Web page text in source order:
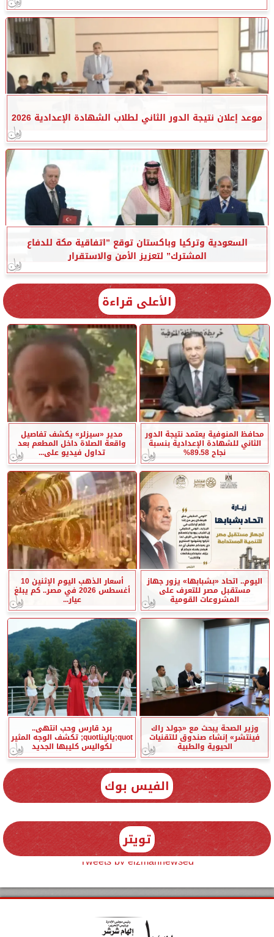
موعد إعلان نتيجة الدور الثاني لطلاب الشهادة الإعدادية 2026
السعودية وتركيا وباكستان توقع ”اتفاقية مكة للدفاع
المشترك” لتعزيز الأمن والاستقرار
الأعلى قراءة
محافظ المنوفية يعتمد نتيجة الدور
الثاني للشهادة الإعدادية بنسبة
نجاح 89.58%
مدير «سيزلر» يكشف تفاصيل
واقعة الصلاة داخل المطعم بعد
تداول فيديو على...
اليوم.. اتحاد «بشبابها» يزور جهاز
مستقبل مصر للتعرف على
المشروعات القومية
أسعار الذهب اليوم الإثنين 10
أغسطس 2026 في مصر.. كم يبلغ
عيار...
وزير الصحة يبحث مع «جولد راك
فينتشر» إنشاء صندوق للتقنيات
الحيوية والطبية
برد قارس وحب انتهى..
quot;ياليناquot; تكشف الوجه المثير
لكواليس كليبها الجديد
الفيس بوك
تويتر
Tweets by elzmannewseg